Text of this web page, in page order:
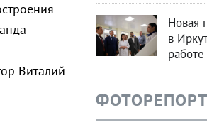
Виталий
Новая
в
работе